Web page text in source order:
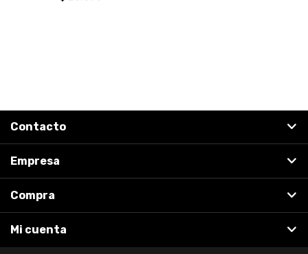
Contacto
Empresa
Compra
Mi cuenta